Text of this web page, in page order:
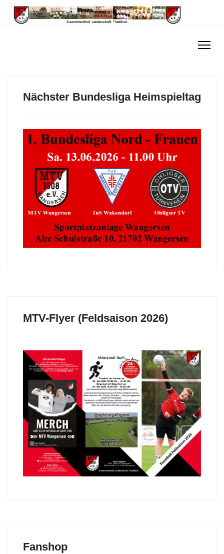
Nächster Bundesliga Heimspieltag
MTV-Flyer (Feldsaison 2026)
Fanshop